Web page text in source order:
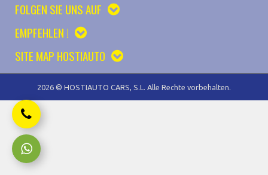
FOLGEN SIE UNS AUF
EMPFEHLEN !
SITE MAP HOSTIAUTO
2026 © HOSTIAUTO CARS, S.L. Alle Rechte vorbehalten.